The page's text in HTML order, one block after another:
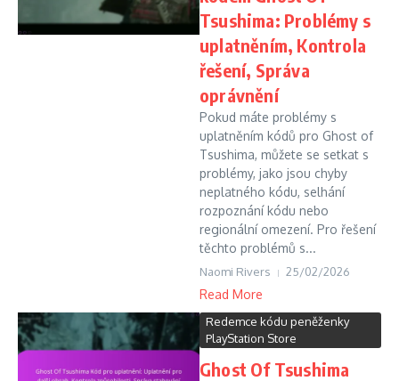
Tsushima: Problémy s
uplatněním, Kontrola
řešení, Správa
oprávnění
Pokud máte problémy s
uplatněním kódů pro Ghost of
Tsushima, můžete se setkat s
problémy, jako jsou chyby
neplatného kódu, selhání
rozpoznání kódu nebo
regionální omezení. Pro řešení
těchto problémů s...
Naomi Rivers 25/02/2026
Read More
Redemce kódu peněženky
PlayStation Store
Ghost Of Tsushima